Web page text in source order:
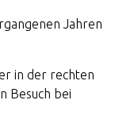
Jahren
in der rechten
Besuch bei